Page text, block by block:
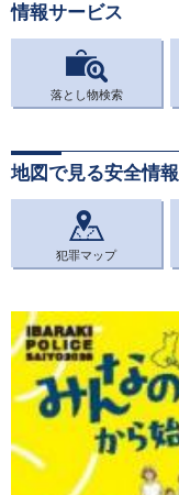
情報サービス
落とし物検索
地図で見る安全情報
犯罪マップ